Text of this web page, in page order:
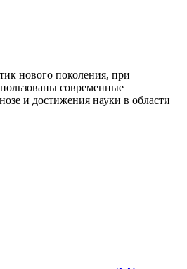
нового поколения, при
современные
и достижения науки в области